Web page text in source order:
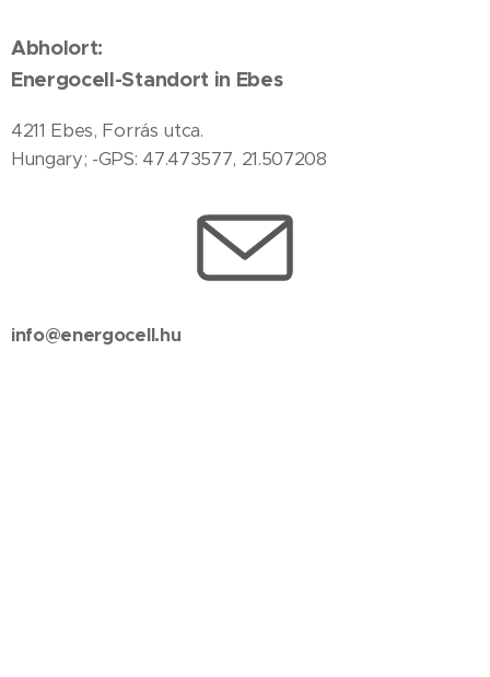
Abholort:
Energocell-Standort in Ebes
4211 Ebes, Forrás utca.
Hungary; -GPS: 47.473577, 21.507208
info@energocell.hu